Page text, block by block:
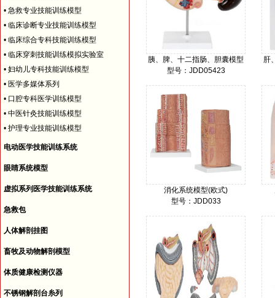
胰、脾、十二指肠、胆囊模型
型号：JDD05423
肝
消化系统模型(欧式)
型号：JDD033
• 急救专业技能训练模型
• 临床诊断专业技能训练模型
• 临床综合专科技能训练模型
• 临床穿刺技能训练模拟实验室
• 妇幼儿专科技能训练模型
• 医学多媒体系列
• 口腔专科医学训练模型
• 中医针灸技能训练模型
• 护理专业技能训练模型
电动医学技能训练系统
眼睛系统模型
虚拟系列医学技能训练系统
急救包
人体解剖挂图
畜牧及动物解剖模型
体质健康检测仪器
不锈钢解剖台糸列